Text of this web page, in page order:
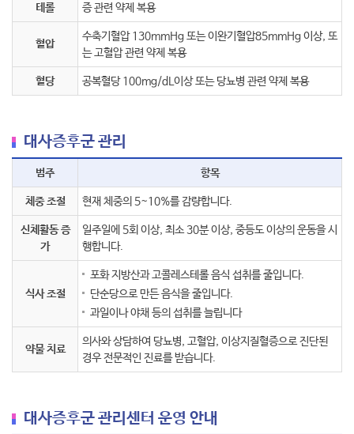
테롤
증 관련 약제 복용
혈압
수축기혈압 130mmHg 또는 이완기혈압85mmHg 이상, 또
는 고혈압 관련 약제 복용
혈당 공복혈당 100mg/dL이상 또는 당뇨병 관련 약제 복용
대사증후군 관리
범주 항목
체중 조절 현재 체중의 5~10%를 감량합니다.
신체활동 증
가
일주일에 5회 이상, 최소 30분 이상, 중등도 이상의 운동을 시
행합니다.
식사 조절
포화 지방산과 고콜레스테롤 음식 섭취를 줄입니다.
단순당으로 만든 음식을 줄입니다.
과일이나 야채 등의 섭취를 늘립니다
약물 치료
의사와 상담하여 당뇨병, 고혈압, 이상지질혈증으로 진단된
경우 전문적인 진료를 받습니다.
대사증후군 관리센터 운영 안내